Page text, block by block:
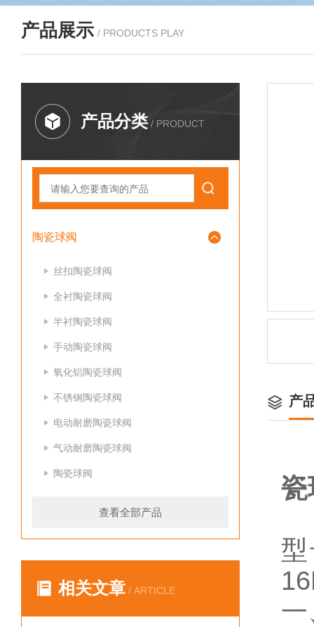
产品展示 / PRODUCTS PLAY
产品分类 / PRODUCT
陶瓷球阀
丝扣陶瓷球阀
全衬陶瓷球阀
半衬陶瓷球阀
手动陶瓷球阀
氧化铝陶瓷球阀
不锈钢陶瓷球阀
电动耐磨陶瓷球阀
气动耐磨陶瓷球阀
陶瓷球阀
查看全部产品
相关文章 / ARTICLE
产
瓷